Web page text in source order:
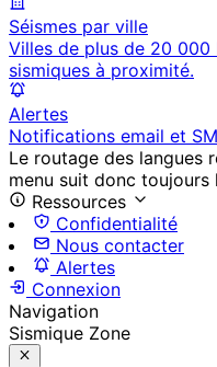
Séismes par ville
Villes de plus de 20
sismiques à proximité.
Alertes
Notifications email et
Le routage des langues
menu suit donc
Ressources
Confidentialité
Nous contacter
Alertes
Connexion
Navigation
Sismique Zone